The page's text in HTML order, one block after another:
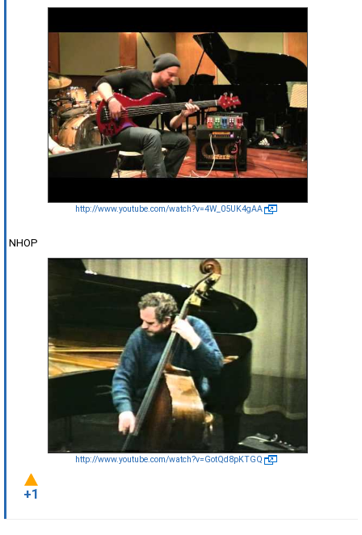
http://www.youtube.com/watch?v=4W_05UK4gAA
NHOP
http://www.youtube.com/watch?v=GotQd8pKTGQ
+1